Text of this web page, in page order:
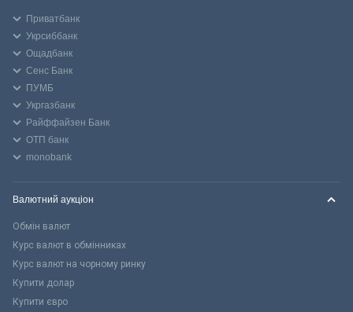
Приватбанк
Укрсиббанк
Ощадбанк
Сенс Банк
ПУМБ
Укргазбанк
Райффайзен Банк
ОТП банк
monobank
Валютний аукціон
Обмін валют
Курс валют в обмінниках
Курс валют на чорному ринку
Купити долар
Купити євро